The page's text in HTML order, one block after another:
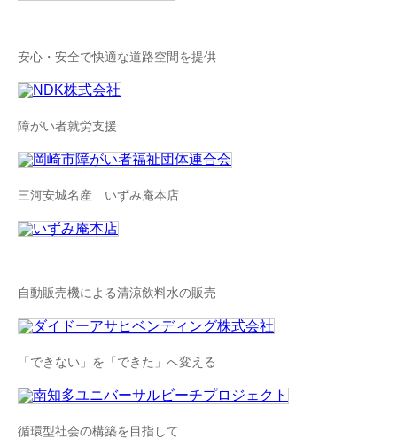
安心・安全で快適な道路空間を提供
障がい者就労支援
三河安城名産 いずみ庵本店
自動販売機による清涼飲料水の販売
「できない」を「できた」へ変える
循環型社会の構築を目指して